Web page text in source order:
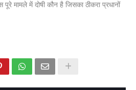
मामले में दोषी कौन है जिसका ठीकरा प्रधानों